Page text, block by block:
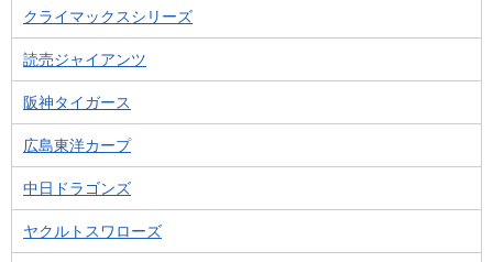
クライマックスシリーズ
読売ジャイアンツ
阪神タイガース
広島東洋カープ
中日ドラゴンズ
ヤクルトスワローズ